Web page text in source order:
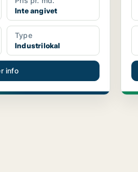
Inte angivet
Type
Industrilokal
info